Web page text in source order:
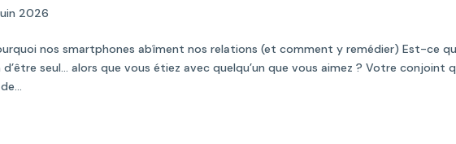
juin 2026
nos smartphones abîment nos relations (et comment y remédier) Est-ce
d’être seul… alors que vous étiez avec quelqu’un que vous aimez ? Votre conjoint